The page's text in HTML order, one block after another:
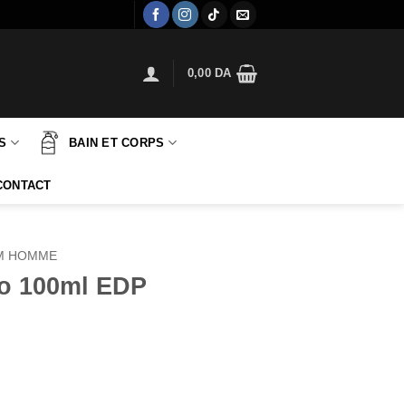
0,00 DA
BAIN ET CORPS
HOMME
100ml EDP